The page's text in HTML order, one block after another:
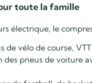
toute la famille
électrique, le
de vélo de course,
pneus de voiture